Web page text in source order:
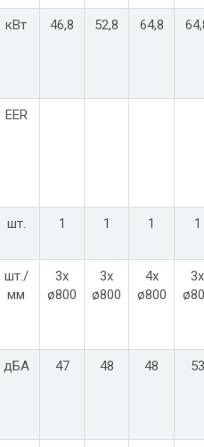
кВт 46,8 52,8 64,8
EER
шт. 1 1 1 1
шт./
мм
3x
ø800
3x
ø800
4x
ø800
3x
дБА 47 48 48 53